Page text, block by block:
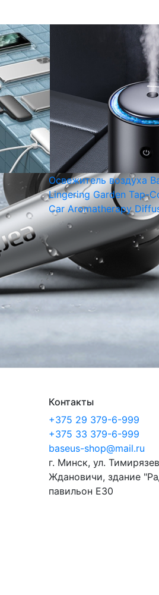
Освежитель воздуха
Lingering Garden Tap-
Car Aromatherapy
Контакты
+375 29 379-6-999
+375 33 379-6-999
baseus-shop@mail.ru
г. Минск, ул.
Ждановичи, здание
павильон E30